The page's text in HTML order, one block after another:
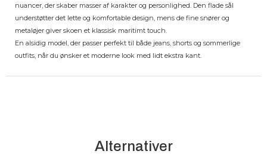
nuancer, der skaber masser af karakter og personlighed. Den flade sål
understøtter det lette og komfortable design, mens de fine snører og
metaløjer giver skoen et klassisk maritimt touch.
En alsidig model, der passer perfekt til både jeans, shorts og sommerlige
outfits, når du ønsker et moderne look med lidt ekstra kant.
Alternativer